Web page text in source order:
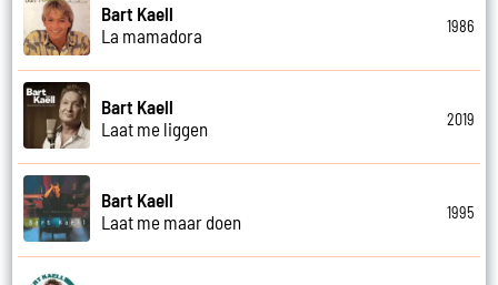
Bart Kaell
La mamadora
1986
Bart Kaell
Laat me liggen
2019
Bart Kaell
Laat me maar doen
1995